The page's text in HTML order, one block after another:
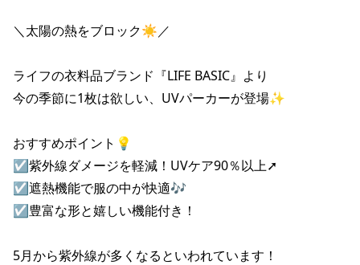
＼太陽の熱をブロック☀／
ライフの衣料品ブランド『LIFE BASIC』より
今の季節に1枚は欲しい、UVパーカーが登場✨
おすすめポイント💡
☑紫外線ダメージを軽減！UVケア90％以上➚
☑遮熱機能で服の中が快適🎶
☑豊富な形と嬉しい機能付き！
5月から紫外線が多くなるといわれています！